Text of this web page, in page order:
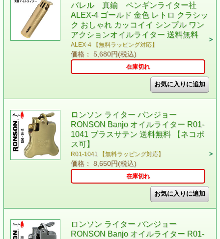
バレル 真鍮 ペンギンライター社
ALEX-4 ゴールド 金色 レトロ クラシッ
ク おしゃれ カッコイイ シンプル ワン
アクションオイルライター 送料無料
ALEX-4 【無料ラッピング対応】
価格： 5,680円(税込)
在庫切れ
ロンソン ライター バンジョー
RONSON Banjo オイルライター R01-
1041 ブラスサテン 送料無料 【ネコポ
ス可】
R01-1041 【無料ラッピング対応】
価格： 8,650円(税込)
在庫切れ
ロンソン ライター バンジョー
RONSON Banjo オイルライター R01-